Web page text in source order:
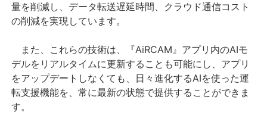
量を削減し、データ転送遅延時間、クラウド通信コスト
の削減を実現しています。
また、これらの技術は、『AiRCAM』アプリ内のAIモ
デルをリアルタイムに更新することも可能にし、アプリ
をアップデートしなくても、日々進化するAIを使った運
転支援機能を、常に最新の状態で提供することができま
す。